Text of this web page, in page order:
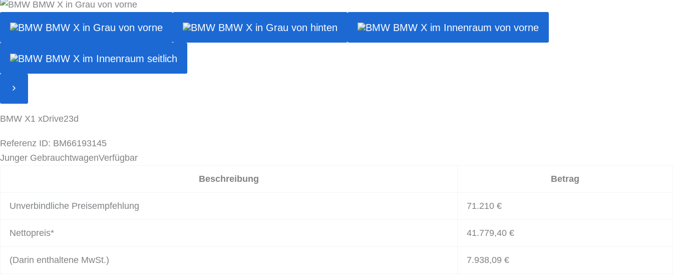
BMW X1 xDrive23d
Referenz ID: BM66193145
Junger GebrauchtwagenVerfügbar
Beschreibung Betrag
Unverbindliche Preisempfehlung 71.210 €
Nettopreis* 41.779,40 €
(Darin enthaltene MwSt.) 7.938,09 €